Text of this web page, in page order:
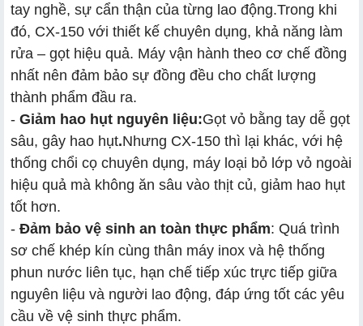
tay nghề, sự cẩn thận của từng lao động.Trong khi
đó, CX-150 với thiết kế chuyên dụng, khả năng làm
rửa – gọt hiệu quả. Máy vận hành theo cơ chế đồng
nhất nên đảm bảo sự đồng đều cho chất lượng
thành phẩm đầu ra.
- Giảm hao hụt nguyên liệu:Gọt vỏ bằng tay dễ gọt
sâu, gây hao hụt.Nhưng CX-150 thì lại khác, với hệ
thống chổi cọ chuyên dụng, máy loại bỏ lớp vỏ ngoài
hiệu quả mà không ăn sâu vào thịt củ, giảm hao hụt
tốt hơn.
- Đảm bảo vệ sinh an toàn thực phẩm: Quá trình
sơ chế khép kín cùng thân máy inox và hệ thống
phun nước liên tục, hạn chế tiếp xúc trực tiếp giữa
nguyên liệu và người lao động, đáp ứng tốt các yêu
cầu về vệ sinh thực phẩm.